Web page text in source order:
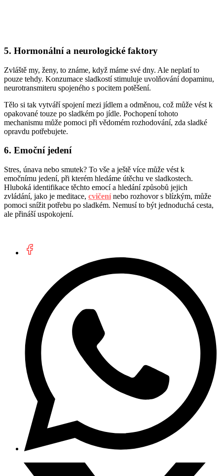
5. Hormonální a neurologické faktory
Zvláště my, ženy, to známe, když máme své dny. Ale neplatí to
pouze tehdy. Konzumace sladkostí stimuluje uvolňování dopaminu,
neurotransmiteru spojeného s pocitem potěšení.
Tělo si tak vytváří spojení mezi jídlem a odměnou, což může vést k
opakované touze po sladkém po jídle. Pochopení tohoto
mechanismu může pomoci při vědomém rozhodování, zda sladké
opravdu potřebujete.
6. Emoční jedení
Stres, únava nebo smutek? To vše a ještě více může vést k
emočnímu jedení, při kterém hledáme útěchu ve sladkostech.
Hluboká identifikace těchto emocí a hledání způsobů jejich
zvládání, jako je meditace, cvičenínebo rozhovor s blízkým, může
pomoci snížit potřebu po sladkém. Nemusí to být jednoduchá cesta,
ale přináší uspokojení.